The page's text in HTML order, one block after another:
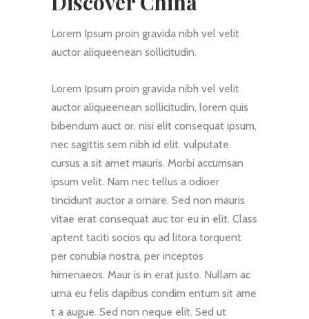
Lorem Ipsum proin gravida nibh vel velit
auctor aliqueenean sollicitudin.
Lorem Ipsum proin gravida nibh vel velit
auctor aliqueenean sollicitudin, lorem quis
bibendum auct or, nisi elit consequat ipsum,
nec sagittis sem nibh id elit. vulputate
cursus a sit amet mauris. Morbi accumsan
ipsum velit. Nam nec tellus a odioer
tincidunt auctor a ornare. Sed non mauris
vitae erat consequat auc tor eu in elit. Class
aptent taciti socios qu ad litora torquent
per conubia nostra, per inceptos
himenaeos. Maur is in erat justo. Nullam ac
urna eu felis dapibus condim entum sit ame
t a augue. Sed non neque elit. Sed ut